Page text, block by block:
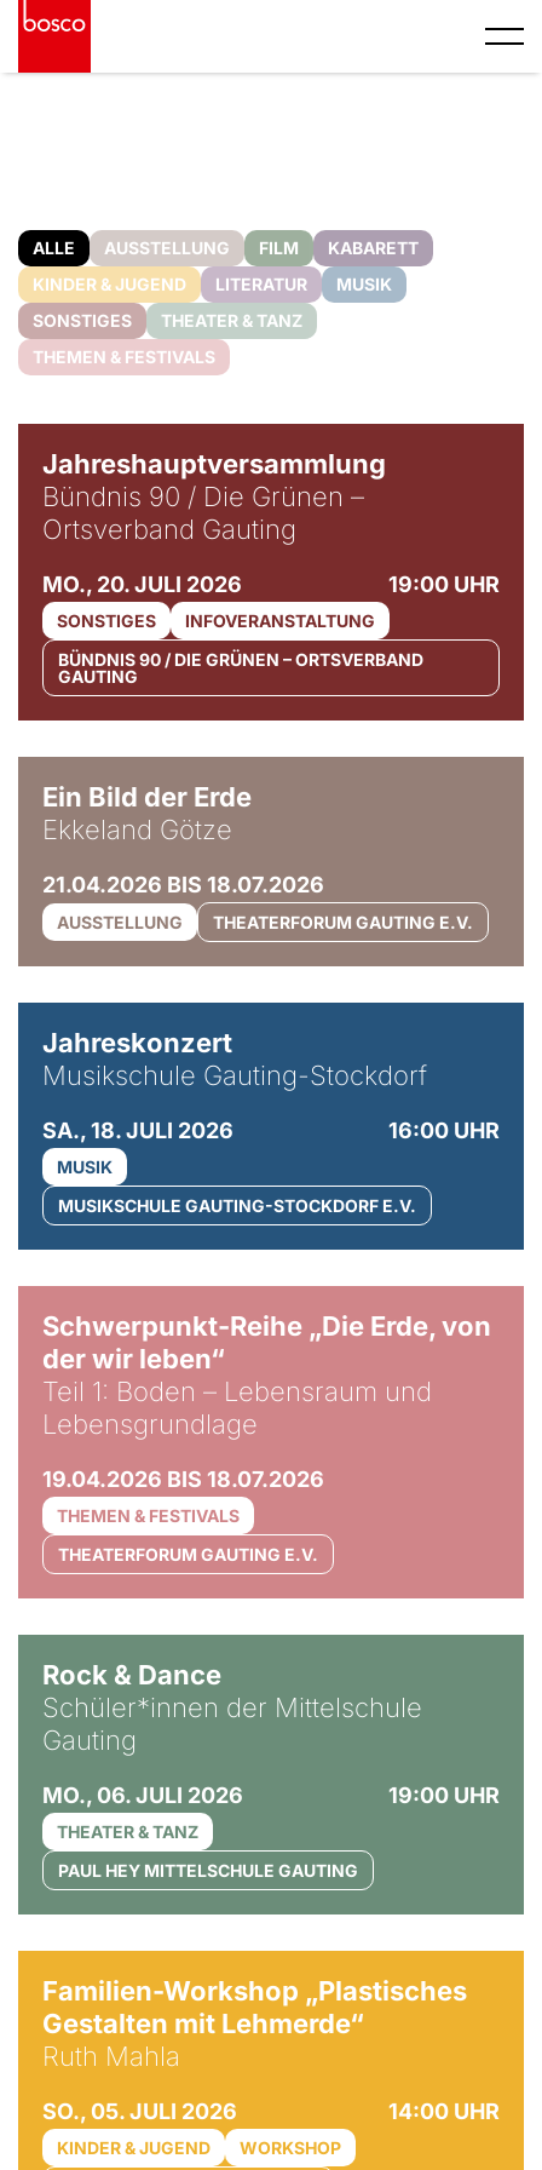
ALLE AUSSTELLUNG FILM
KABARETT
KINDER & JUGEND
LITERATUR
MUSIK
SONSTIGES
THEATER & TANZ
THEMEN & FESTIVALS
Jahreshauptversammlung
Bündnis 90 / Die Grünen –
Ortsverband Gauting
MO., 20. JULI 2026 19:00 UHR
SONSTIGES
INFOVERANSTALTUNG
BÜNDNIS 90 / DIE GRÜNEN – ORTSVERBAND
GAUTING
Ein Bild der Erde
Ekkeland Götze
21.04.2026 BIS 18.07.2026
AUSSTELLUNG THEATERFORUM GAUTING E.V.
Jahreskonzert
Musikschule Gauting-Stockdorf
SA., 18. JULI 2026 16:00 UHR
MUSIK
MUSIKSCHULE GAUTING-STOCKDORF E.V.
Schwerpunkt-Reihe „Die Erde, von
der wir leben“
Teil 1: Boden – Lebensraum und
Lebensgrundlage
19.04.2026 BIS 18.07.2026
THEMEN & FESTIVALS
THEATERFORUM GAUTING E.V.
Rock & Dance
Schüler*innen der Mittelschule
Gauting
MO., 06. JULI 2026 19:00 UHR
THEATER & TANZ
PAUL HEY MITTELSCHULE GAUTING
Familien-Workshop „Plastisches
Gestalten mit Lehmerde“
Ruth Mahla
SO., 05. JULI 2026 14:00 UHR
KINDER & JUGEND WORKSHOP